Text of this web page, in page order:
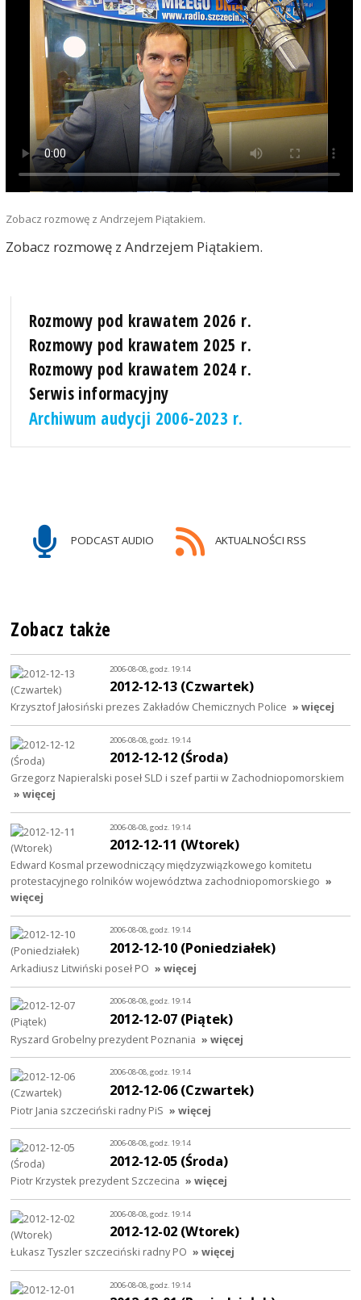
Zobacz rozmowę z Andrzejem Piątakiem.
Zobacz rozmowę z Andrzejem Piątakiem.
Rozmowy pod krawatem 2026 r.
Rozmowy pod krawatem 2025 r.
Rozmowy pod krawatem 2024 r.
Serwis informacyjny
Archiwum audycji 2006-2023 r.
PODCAST AUDIO AKTUALNOŚCI RSS
Zobacz także
2006-08-08, godz. 19:14
2012-12-13 (Czwartek)
Krzysztof Jałosiński prezes Zakładów Chemicznych Police » więcej
2006-08-08, godz. 19:14
2012-12-12 (Środa)
Grzegorz Napieralski poseł SLD i szef partii w Zachodniopomorskiem
» więcej
2006-08-08, godz. 19:14
2012-12-11 (Wtorek)
Edward Kosmal przewodniczący międzyzwiązkowego komitetu
protestacyjnego rolników województwa zachodniopomorskiego »
więcej
2006-08-08, godz. 19:14
2012-12-10 (Poniedziałek)
Arkadiusz Litwiński poseł PO » więcej
2006-08-08, godz. 19:14
2012-12-07 (Piątek)
Ryszard Grobelny prezydent Poznania » więcej
2006-08-08, godz. 19:14
2012-12-06 (Czwartek)
Piotr Jania szczeciński radny PiS » więcej
2006-08-08, godz. 19:14
2012-12-05 (Środa)
Piotr Krzystek prezydent Szczecina » więcej
2006-08-08, godz. 19:14
2012-12-02 (Wtorek)
Łukasz Tyszler szczeciński radny PO » więcej
2006-08-08, godz. 19:14